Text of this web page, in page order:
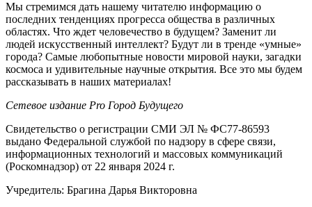
Мы стремимся дать нашему читателю информацию о
последних тенденциях прогресса общества в различных
областях. Что ждет человечество в будущем? Заменит ли
людей искусственный интеллект? Будут ли в тренде «умные»
города? Самые любопытные новости мировой науки, загадки
космоса и удивительные научные открытия. Все это мы будем
рассказывать в наших материалах!
Сетевое издание Pro Город Будущего
Свидетельство о регистрации СМИ ЭЛ № ФС77-86593
выдано Федеральной службой по надзору в сфере связи,
информационных технологий и массовых коммуникаций
(Роскомнадзор) от 22 января 2024 г.
Учредитель: Брагина Дарья Викторовна